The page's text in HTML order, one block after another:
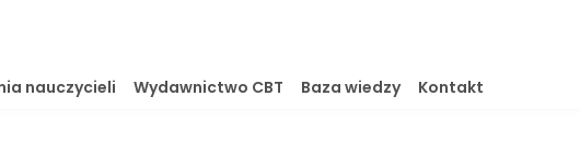
nauczycieli Wydawnictwo CBT Baza wiedzy Kontakt